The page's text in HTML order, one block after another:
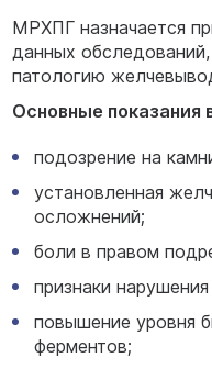
МРХПГ назначается
данных
патологию
Основные показания
подозрение на
установленная
осложнений;
боли в правом
признаки
повышение уровня
ферментов;